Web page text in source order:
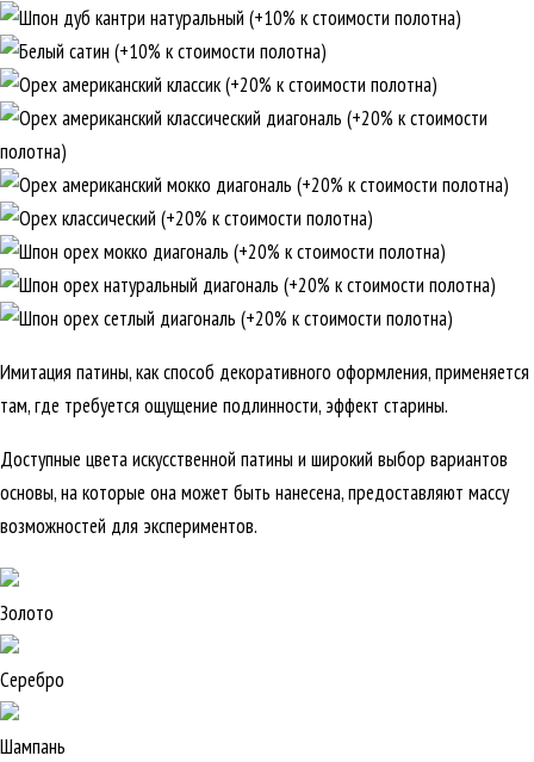
Имитация патины, как способ декоративного оформления, применяется
там, где требуется ощущение подлинности, эффект старины.
Доступные цвета искусственной патины и широкий выбор вариантов
основы, на которые она может быть нанесена, предоставляют массу
возможностей для экспериментов.
Золото
Серебро
Шампань